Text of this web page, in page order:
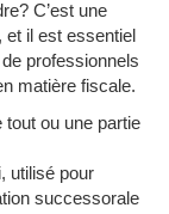
C’est une
et il est essentiel
professionnels
matière fiscale.
ou une partie
utilisé pour
successorale